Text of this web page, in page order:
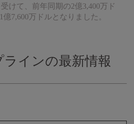
けて、前年同期の2億3,400万ド
7,600万ドルとなりました。
インの最新情報